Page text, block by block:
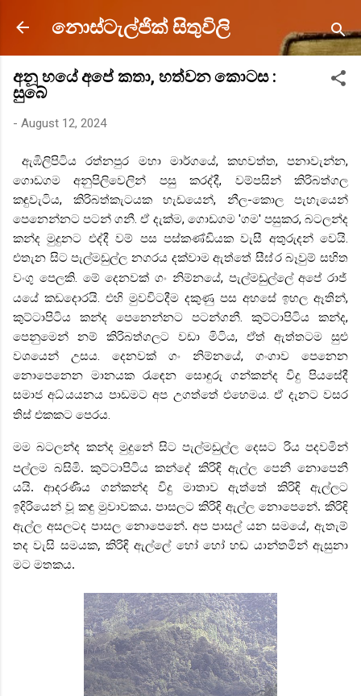
Skip to main content
නොස්ටැල්ජික් සිතුවිලි
අනූ හයේ අපේ කතා, හත්වන කොටස :
සුබේ
- August 12, 2024
ඇඹිලිපිටිය රත්නපුර මහා මාර්ගයේ, කහවත්ත, පනාවැන්න,
ගොඩගම අනුපිලිවෙලින් පසු කරද්දී, වම්පසින් කිරිබත්ගල
කඳුවැටිය, කිරිබත්කැටයක හැඩයෙන්, නීල-කොල පැහැයෙන්
පෙනෙන්නට පටන් ගනී. ඒ දැක්ම, ගොඩගම 'ගම' පසුකර, බටලන්ද
කන්ද මුදුනට එද්දී වම් පස පස්කණ්ඩියක වැසී අතුරුදන් වෙයි.
එතැන සිට පැල්මඩුල්ල නගරය දක්වාම ඇත්තේ සීඝ්ර බෑවුම් සහිත
වංගු පෙලකි. මේ දෙනවක් ගං නිම්නයේ, පැල්මඩුල්ලේ අපේ රාජ්
යයේ කඩදොරයි. එහි මුවවිටදීම දකුණු පස අහසේ ඉහල ඈතින්,
කුට්ටාපිටිය කන්ද පෙනෙන්නට පටන්ගනී. කුට්ටාපිටිය කන්ද,
පෙනුමෙන් නම් කිරිබත්ගලට වඩා මිටිය, ඒත් ඇත්තටම සුළු
වශයෙන් උසය. දෙනවක් ගං නිම්නයේ, ගංගාව පෙනෙන
නොපෙනෙන මානයක රැඳෙන සොඳුරු ගන්කන්ද විදු පියසේදී
සමාජ අධ්යයනය පාඩමට අප උගත්තේ එහෙමය. ඒ දැනට වසර
තිස් එකකට පෙරය.
මම බටලන්ද කන්ද මුදුනේ සිට පැල්මඩුල්ල දෙසට රිය පදවමින්
පල්ලම බසිමි. කුට්ටාපිටිය කන්දේ කිරිඳි ඇල්ල පෙනී නොපෙනී
යයි. ආදරණීය ගන්කන්ද විදු මාතාව ඇත්තේ කිරිඳි ඇල්ලට
ඉදිරියෙන් වූ කඳු මුවාවකය. පාසලට කිරිඳි ඇල්ල නොපෙනේ. කිරිඳි
ඇල්ල අසලටද පාසල නොපෙනේ. අප පාසල් යන සමයේ, ඇතැම්
තද වැසි සමයක, කිරිඳි ඇල්ලේ හෝ හෝ හඬ යාන්තමින් ඇසුනා
මට මතකය.